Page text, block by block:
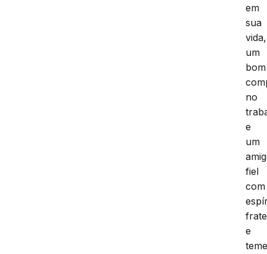
em
sua
vida,
um
bom
no
e
um
fiel
com
e